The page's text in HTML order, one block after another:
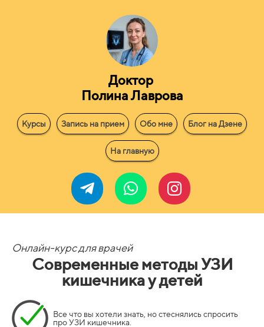
Доктор
Полина Лаврова
Курсы Запись на прием Обо мне Блог на Дзене
На главную
Онлайн-курс для врачей
Современные методы УЗИ
кишечника у детей
Все что вы хотели знать, но стеснялись спросить
про УЗИ кишечника.